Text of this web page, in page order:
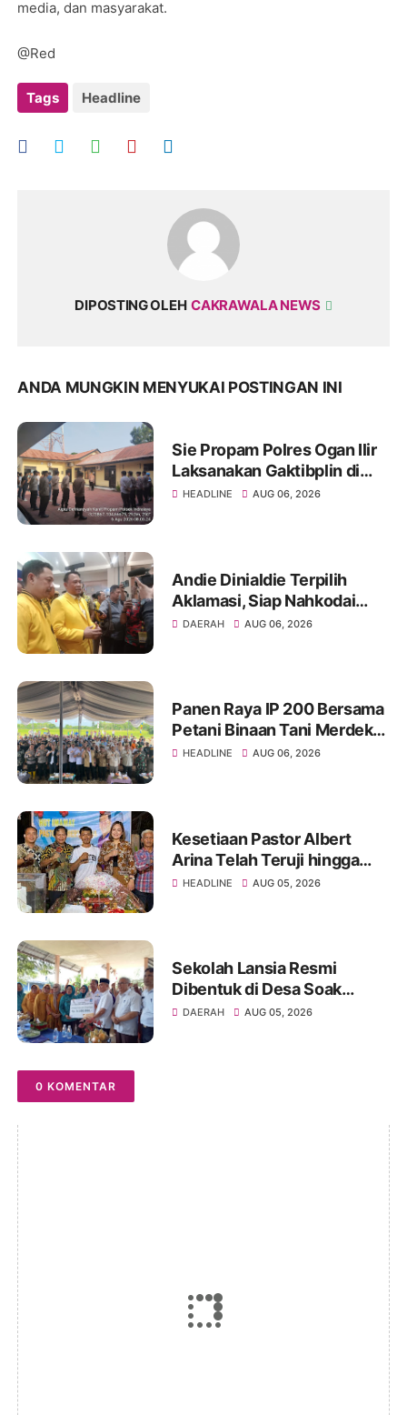
media, dan masyarakat.
@Red
Tags Headline
DIPOSTING OLEH CAKRAWALA NEWS
ANDA MUNGKIN MENYUKAI POSTINGAN INI
Sie Propam Polres Ogan Ilir
Laksanakan Gaktibplin di
Polsek Indralaya, Tingkatkan
HEADLINE AUG 06, 2026
Andie Dinialdie Terpilih
Aklamasi, Siap Nahkodai
Golkar Sumsel dengan
DAERAH AUG 06, 2026
Panen Raya IP 200 Bersama
Petani Binaan Tani Merdeka
Indonesia Ogan Ilir
HEADLINE AUG 06, 2026
Kesetiaan Pastor Albert
Arina Telah Teruji hingga
Pesta Perak Imamat ke 28
HEADLINE AUG 05, 2026
Sekolah Lansia Resmi
Dibentuk di Desa Soak
Batok, Diharapkan
DAERAH AUG 05, 2026
0 KOMENTAR